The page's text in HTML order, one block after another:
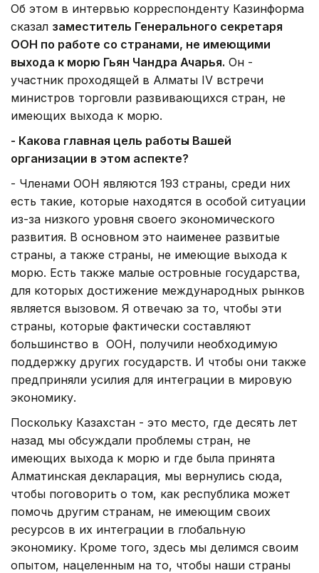
Об этом в интервью корреспонденту Казинформа
сказал заместитель Генерального секретаря
ООН по работе со странами, не имеющими
выхода к морю Гьян Чандра Ачарья. Он -
участник проходящей в Алматы IV встречи
министров торговли развивающихся стран, не
имеющих выхода к морю.
- Какова главная цель работы Вашей
организации в этом аспекте?
- Членами ООН являются 193 страны, среди них
есть такие, которые находятся в особой ситуации
из-за низкого уровня своего экономического
развития. В основном это наименее развитые
страны, а также страны, не имеющие выхода к
морю. Есть также малые островные государства,
для которых достижение международных рынков
является вызовом. Я отвечаю за то, чтобы эти
страны, которые фактически составляют
большинство в ООН, получили необходимую
поддержку других государств. И чтобы они также
предприняли усилия для интеграции в мировую
экономику.
Поскольку Казахстан - это место, где десять лет
назад мы обсуждали проблемы стран, не
имеющих выхода к морю и где была принята
Алматинская декларация, мы вернулись сюда,
чтобы поговорить о том, как республика может
помочь другим странам, не имеющим своих
ресурсов в их интеграции в глобальную
экономику. Кроме того, здесь мы делимся своим
опытом, нацеленным на то, чтобы наши страны